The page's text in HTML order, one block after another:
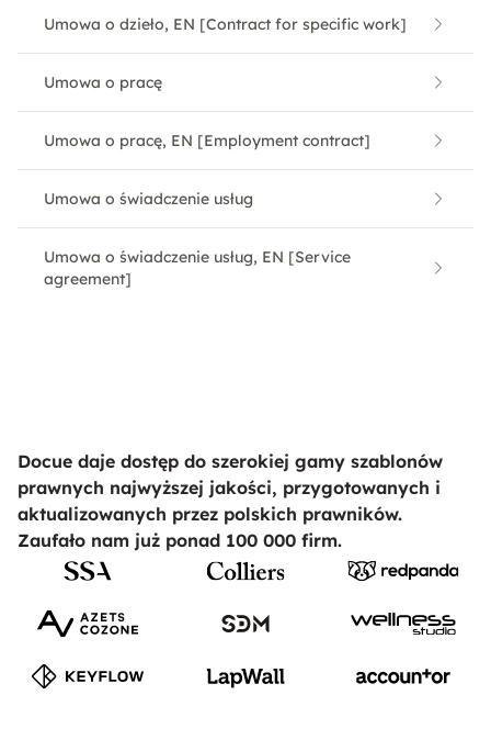
Umowa o dzieło, EN [Contract for specific work]
Umowa o pracę
Umowa o pracę, EN [Employment contract]
Umowa o świadczenie usług
Umowa o świadczenie usług, EN [Service
agreement]
Docue daje dostęp do szerokiej gamy szablonów
prawnych najwyższej jakości, przygotowanych i
aktualizowanych przez polskich prawników.
Zaufało nam już ponad 100 000 firm.